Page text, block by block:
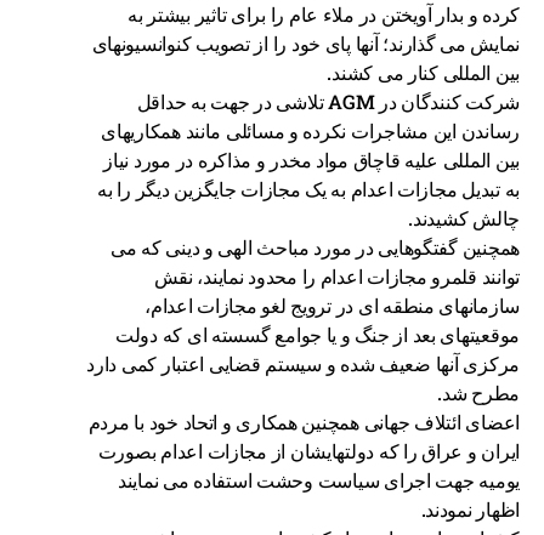
کرده و بدار آویختن در ملاء عام را برای تاثیر بیشتر به
نمایش می گذارند؛ آنها پای خود را از تصویب کنوانسیونهای
بین المللی کنار می کشند.
شرکت کنندگان در AGM تلاشی در جهت به حداقل
رساندن این مشاجرات نکرده و مسائلی مانند همکاریهای
بین المللی علیه قاچاق مواد مخدر و مذاکره در مورد نیاز
به تبدیل مجازات اعدام به یک مجازات جایگزین دیگر را به
چالش کشیدند.
همچنین گفتگوهایی در مورد مباحث الهی و دینی که می
توانند قلمرو مجازات اعدام را محدود نمایند، نقش
سازمانهای منطقه ای در ترویج لغو مجازات اعدام،
موقعیتهای بعد از جنگ و یا جوامع گسسته ای که دولت
مرکزی آنها ضعیف شده و سیستم قضایی اعتبار کمی دارد
مطرح شد.
اعضای ائتلاف جهانی همچنین همکاری و اتحاد خود با مردم
ایران و عراق را که دولتهایشان از مجازات اعدام بصورت
یومیه جهت اجرای سیاست وحشت استفاده می نمایند
اظهار نمودند.